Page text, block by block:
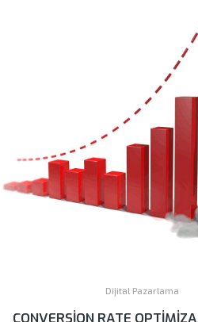
Dijital Pazarlama